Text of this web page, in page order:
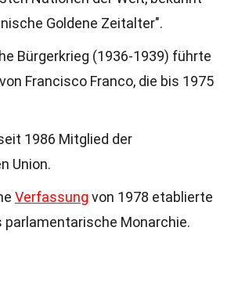
Goldene Zeitalter".
Bürgerkrieg (1936-1939) führte
Francisco Franco, die bis 1975
1986 Mitglied der
Union.
Verfassung von 1978 etablierte
parlamentarische Monarchie.